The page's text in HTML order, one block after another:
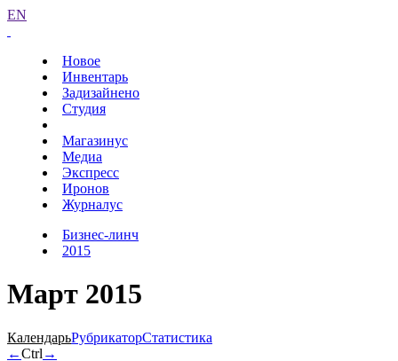
EN
Новое
Инвентарь
Задизайнено
Студия
Магазинус
Медиа
Экспресс
Иронов
Журналус
Бизнес-линч
2015
Март 2015
КалендарьРубрикаторСтатистика
←Ctrl →